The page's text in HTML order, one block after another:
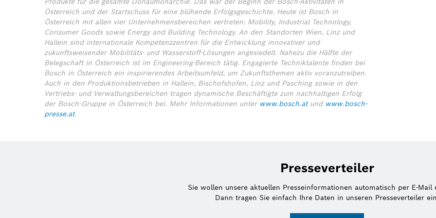
Österreich und der Startschuss für eine blühende Erfolgsgeschichte. Heute ist Bosch in
Österreich mit allen vier Unternehmensbereichen vertreten: Mobility, Industrial Technology,
Consumer Goods sowie Energy and Building Technology. An den Standorten Wien, Linz und
Hallein sind internationale Kompetenzzentren für die Entwicklung innovativer und
zukunftsweisender Mobilitäts- und Wasserstoff-Lösungen angesiedelt. Nahezu die Hälfte der
Belegschaft in Österreich ist im Engineering-Bereich tätig. Engagierte Techniktalente finden bei
Bosch in Österreich ein inspirierendes Arbeitsumfeld, um Zukunftsthemen aktiv voranzutreiben.
Auch in den Produktionsbetrieben in Hallein, Bischofshofen, Linz und Pasching sowie in den
Vertriebs- und Verwaltungsbereichen tragen dynamische Beschäftigte zum nachhaltigen Erfolg
der Bosch-Gruppe in Österreich bei. Mehr Informationen unter www.bosch.atund www.bosch-
presse.at.
Presseverteiler
Sie wollen unsere aktuellen Presseinformationen automatisch per E-Mail
Dann tragen Sie einfach Ihre Daten in unseren Presseverteiler